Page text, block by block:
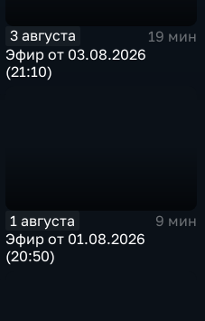
3 августа
19 мин
Эфир от 03.08.2026
(21:10)
1 августа
9 мин
Эфир от 01.08.2026
(20:50)